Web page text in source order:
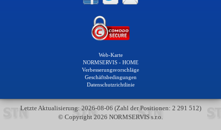
Web-Karte
NORMSERVIS - HOME
Verbesserungsvorschläge
Geschäftsbedingungen
Datenschutzrichtlinie
Letzte Aktualisierung: 2026-08-06 (Zahl der Positionen: 2 291 512)
© Copyright 2026 NORMSERVIS s.r.o.